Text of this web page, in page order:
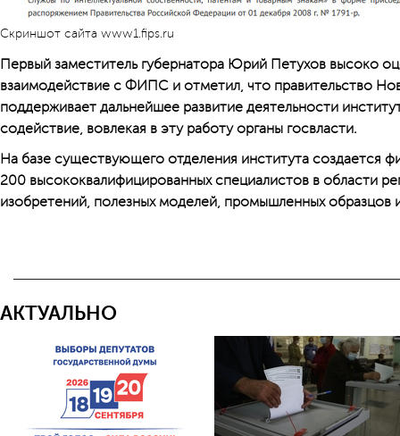
Скриншот сайта www1.fips.ru
Первый заместитель губернатора Юрий Петухов высоко
взаимодействие с ФИПС и отметил, что правительство
поддерживает дальнейшее развитие деятельности
содействие, вовлекая в эту работу органы госвласти.
На базе существующего отделения института создается
200 высококвалифицированных специалистов в области
изобретений, полезных моделей, промышленных образцов
АКТУАЛЬНО